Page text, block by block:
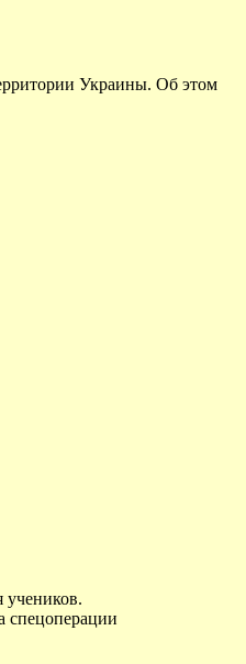
Украины. Об этом
учеников.
спецоперации